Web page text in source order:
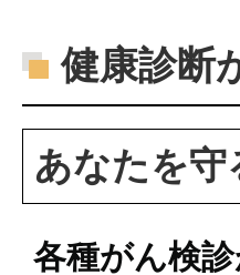
健康診断
あなたを守
各種がん検